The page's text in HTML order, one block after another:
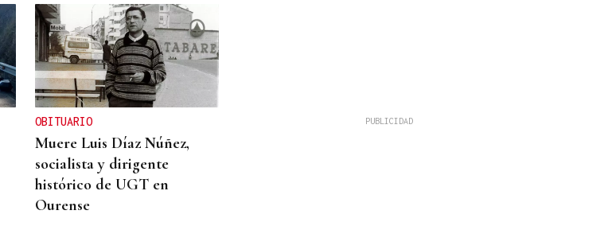
OBITUARIO
Muere Luis Díaz Núñez,
socialista y dirigente
histórico de UGT en
Ourense